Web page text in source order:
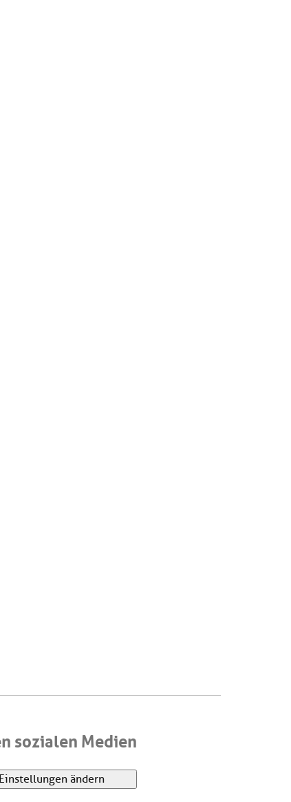
sozialen Medien
ändern